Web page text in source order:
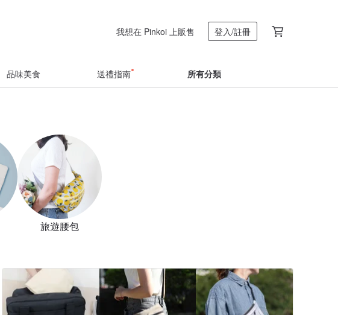
我想在 Pinkoi 上販售 登入/註冊
品味美食 送禮指南 所有分類
旅遊腰包